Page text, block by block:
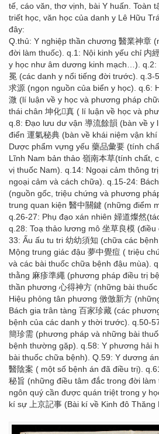
tế, cáo văn, thơ vịnh, bài Y huấn. Toàn
triết học, văn học của danh y Lê Hữu
đây:
Q.thủ: Y nghiệp thần chương 醫業神章
đời làm thuốc). q.1: Nội kinh yếu chỉ 内
y học như âm dương kinh mạch…). q.2:
冕 (các danh y nổi tiếng đời trước). q.3-
求源 (ngọn nguồn của biển y học). q.6:
溦 (lí luận về y học và phương pháp
thái chân 坤化񠈚真 ( lí luận về học và
q.8: Đạo lưu dư vận 導流餘韻 (bàn về y
điển 運氣秘典 (bàn về khái niệm vận
Dược phẩm vựng yếu 藥品彙要 (tính
Lĩnh Nam bản thảo 嶺南本草(tính chất,
vị thuốc Nam). q.14: Ngoại cảm thông
ngoại cảm và cách chữa). q.15-24:
(nguồn gốc, triệu chứng và phương
trung quan kiện 醫中關鍵 (những điểm
q.26-27: Phụ đạo xán nhiên 婦道燦然
q.28: Toạ thảo lương mô 坐草良模
33: Ấu ấu tu tri 幼幼須知 (chữa các
Mộng trung giác đậu 夢中覺痘 ( triệu
và các bài thuốc chữa bệnh đậu mùa).
thằng 麻疹準繩 (phương pháp điều trị
thần phương 心得神方 (những bài
Hiệu phỏng tân phương 傚倣新方
Bách gia trân tàng 百家珍藏 (các
bệnh của các danh y thời trước). q.50-
簡珍需 (phương pháp và những bài
bệnh thường gặp). q.58: Y phương hải
bài thuốc chữa bệnh). Q.59: Y dương
醫陰案 ( một số bệnh án đã điều trị).
秘旨 (những điều tâm đắc trong đời
ngôn quý cần được quán triệt trong y
kí sự 上京記事 (Bài kí về Kinh đô Thăng